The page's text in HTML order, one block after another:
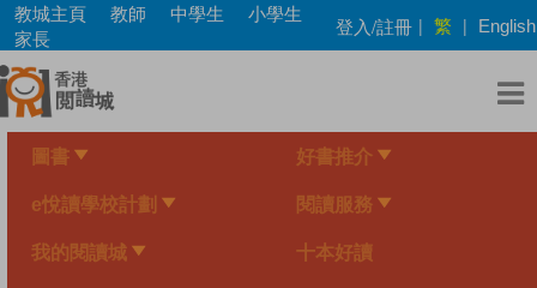
Skip
main
content
教城主頁 教師 中學生
小學生
家長
登入/註冊 | 繁 | English
圖書 好書推介
e悅讀學校計劃 閱讀服務
我的閱讀城 十本好讀